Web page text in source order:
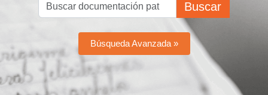
Buscar
Búsqueda Avanzada »